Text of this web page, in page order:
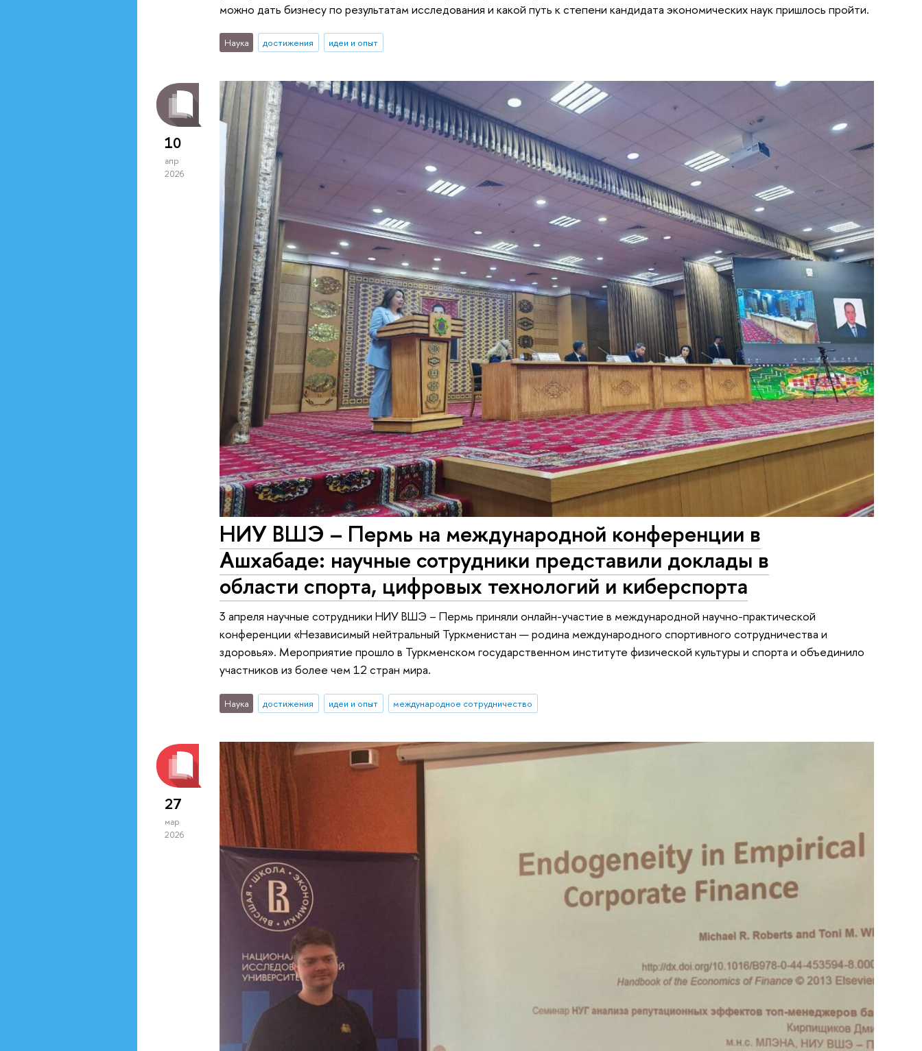
можно дать бизнесу по результатам исследования и какой путь к степени кандидата экономических наук пришлось пройти.
Наука достижения идеи и опыт
10
апр
2026
НИУ ВШЭ – Пермь на международной конференции в
Ашхабаде: научные сотрудники представили доклады в
области спорта, цифровых технологий и киберспорта
3 апреля научные сотрудники НИУ ВШЭ – Пермь приняли онлайн-участие в международной научно-практической
конференции «Независимый нейтральный Туркменистан — родина международного спортивного сотрудничества и
здоровья». Мероприятие прошло в Туркменском государственном институте физической культуры и спорта и объединило
участников из более чем 12 стран мира.
Наука достижения идеи и опыт международное сотрудничество
27
мар
2026